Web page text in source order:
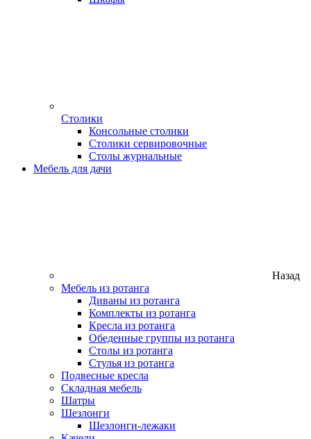
Столики
Консольные столики
Столики сервировочные
Столы журнальные
Мебель для дачи
Назад
Мебель из ротанга
Диваны из ротанга
Комплекты из ротанга
Кресла из ротанга
Обеденные группы из ротанга
Столы из ротанга
Стулья из ротанга
Подвесные кресла
Складная мебель
Шатры
Шезлонги
Шезлонги-лежаки